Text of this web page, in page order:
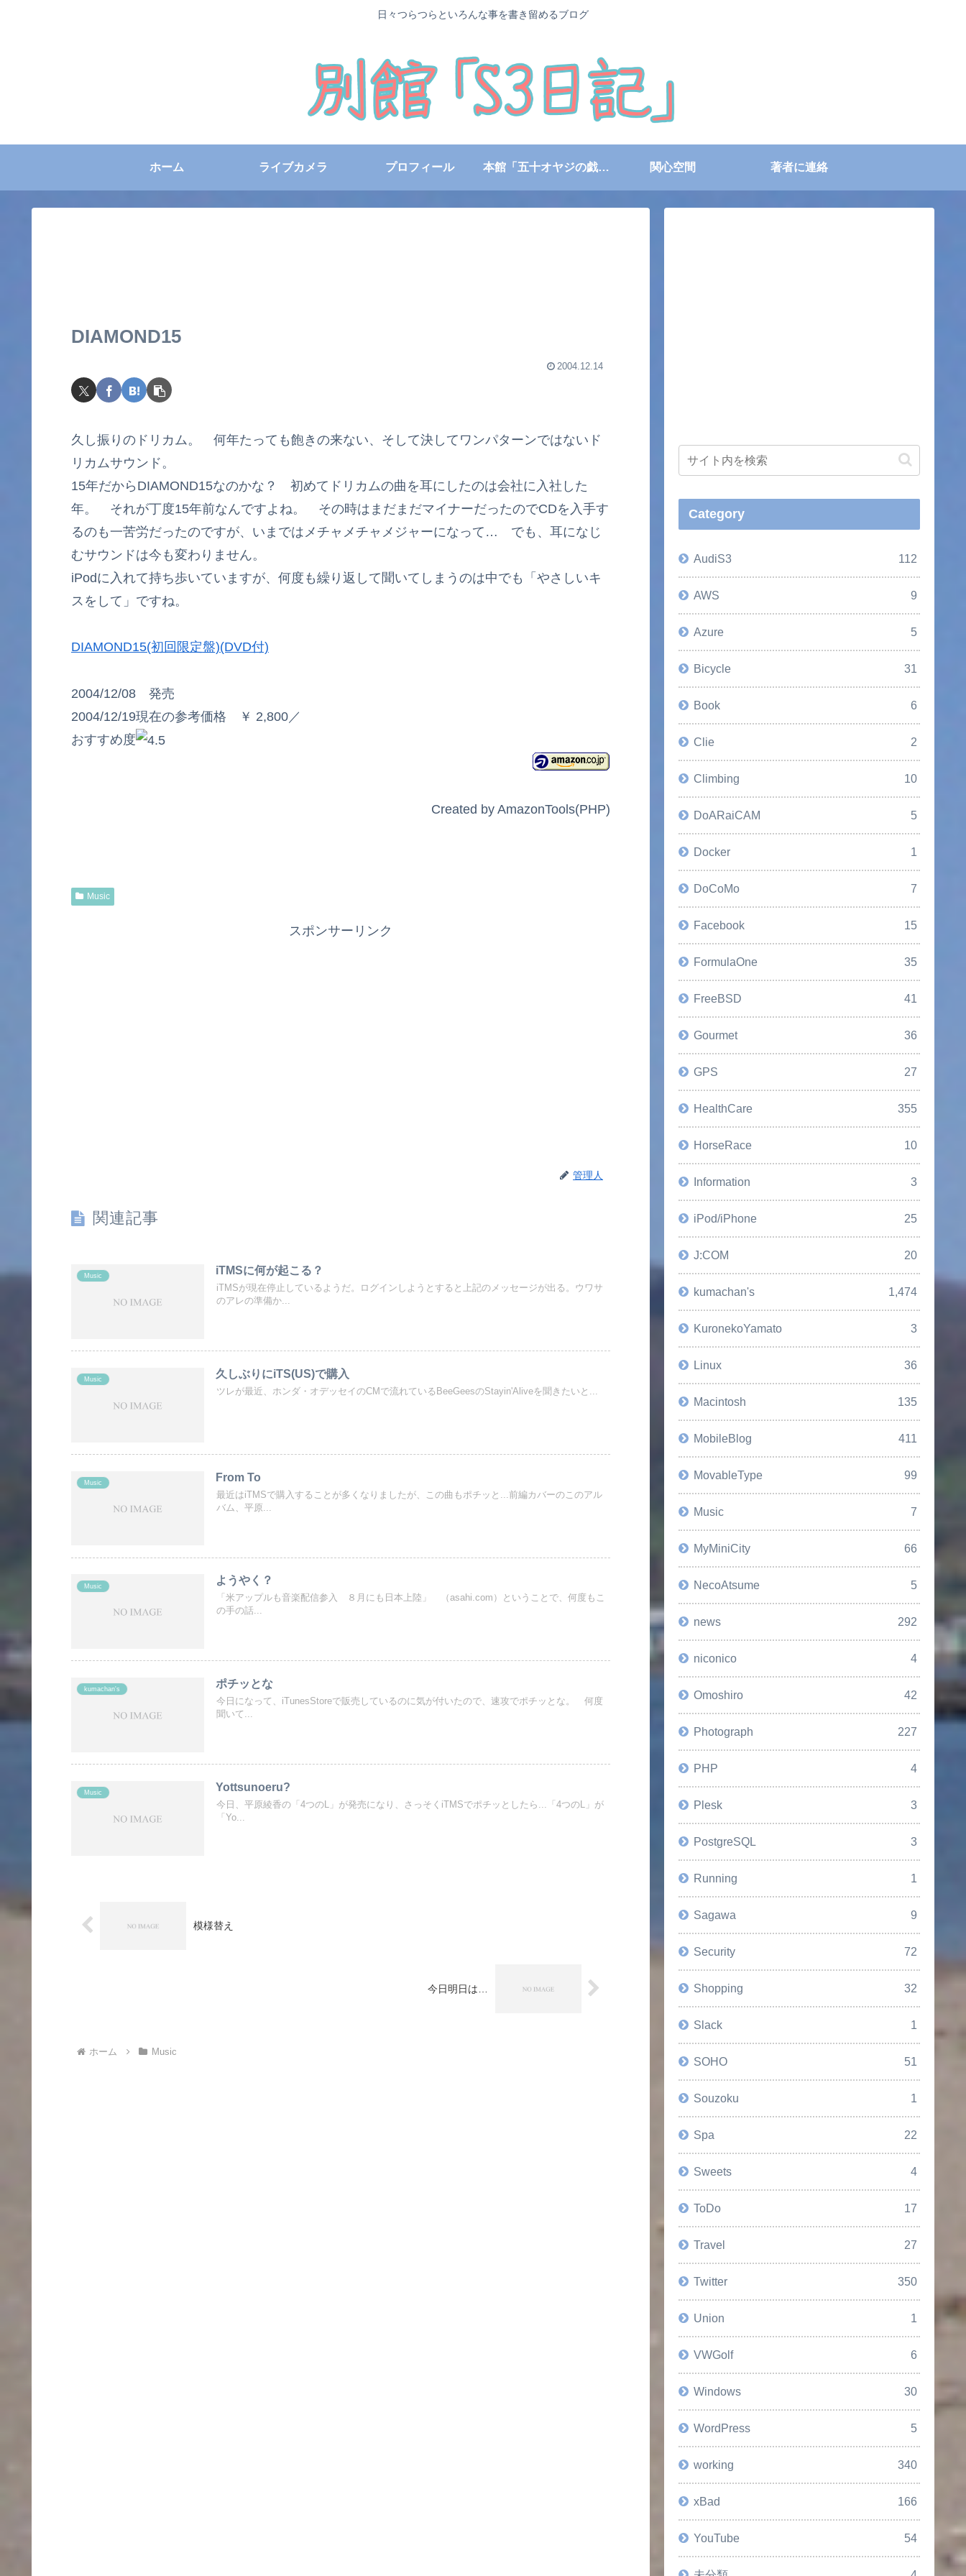
日々つらつらといろんな事を書き留めるブログ
ホーム ライブカメラ プロフィール 本館「五十オヤジの戯言日記」 関心空間 著者に連絡
DIAMOND15
2004.12.14
久し振りのドリカム。 何年たっても飽きの来ない、そして決してワンパターンではないド
リカムサウンド。
15年だからDIAMOND15なのかな？ 初めてドリカムの曲を耳にしたのは会社に入社した
年。 それが丁度15年前なんですよね。 その時はまだまだマイナーだったのでCDを入手す
るのも一苦労だったのですが、いまではメチャメチャメジャーになって… でも、耳になじ
むサウンドは今も変わりません。
iPodに入れて持ち歩いていますが、何度も繰り返して聞いてしまうのは中でも「やさしいキ
スをして」ですね。
DIAMOND15(初回限定盤)(DVD付)
2004/12/08 発売
2004/12/19現在の参考価格 ￥ 2,800／
おすすめ度
Created by AmazonTools(PHP)
Music
スポンサーリンク
管理人
関連記事
Music iTMSに何が起こる？
iTMSが現在停止しているようだ。ログインしようとすると上記のメッセージが出る。ウワサ
のアレの準備か...
Music 久しぶりにiTS(US)で購入
ツレが最近、ホンダ・オデッセイのCMで流れているBeeGeesのStayin'Aliveを聞きたいと...
Music From To
最近はiTMSで購入することが多くなりましたが、この曲もポチッと...前編カバーのこのアル
バム、平原...
Music ようやく？
「米アップルも音楽配信参入 ８月にも日本上陸」 （asahi.com）ということで、何度もこ
の手の話...
kumachan's ポチッとな
今日になって、iTunesStoreで販売しているのに気が付いたので、速攻でポチッとな。 何度
聞いて...
Music Yottsunoeru?
今日、平原綾香の「4つのL」が発売になり、さっそくiTMSでポチッとしたら...「4つのL」が
「Yo...
模様替え
今日明日は…
ホーム Music
Category
AudiS3 112
AWS 9
Azure 5
Bicycle 31
Book 6
Clie 2
Climbing 10
DoARaiCAM 5
Docker 1
DoCoMo 7
Facebook 15
FormulaOne 35
FreeBSD 41
Gourmet 36
GPS 27
HealthCare 355
HorseRace 10
Information 3
iPod/iPhone 25
J:COM 20
kumachan's 1,474
KuronekoYamato 3
Linux 36
Macintosh 135
MobileBlog 411
MovableType 99
Music 7
MyMiniCity 66
NecoAtsume 5
news 292
niconico 4
Omoshiro 42
Photograph 227
PHP 4
Plesk 3
PostgreSQL 3
Running 1
Sagawa 9
Security 72
Shopping 32
Slack 1
SOHO 51
Souzoku 1
Spa 22
Sweets 4
ToDo 17
Travel 27
Twitter 350
Union 1
VWGolf 6
Windows 30
WordPress 5
working 340
xBad 166
YouTube 54